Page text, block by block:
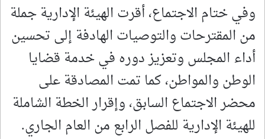
وفي ختام الاجتماع، أقرت الهيئة الإدارية جملة
من المقترحات والتوصيات الهادفة إلى تحسين
أداء المجلس وتعزيز دوره في خدمة قضايا
الوطن والمواطن، كما تمت المصادقة على
محضر الاجتماع السابق، وإقرار الخطة الشاملة
للهيئة الإدارية للفصل الرابع من العام الجاري.